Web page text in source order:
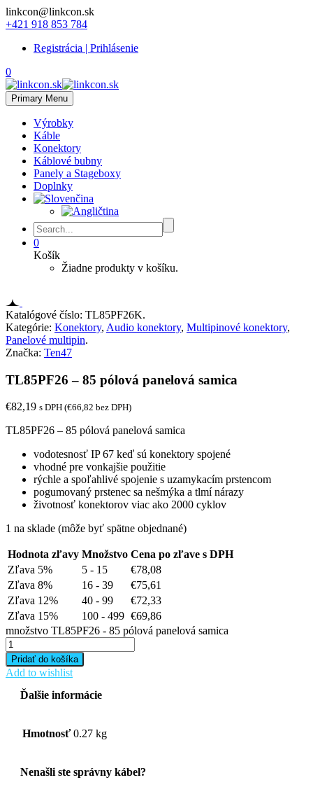
linkcon@linkcon.sk
+421 918 853 784
Registrácia | Prihlásenie
0
Primary Menu
Výrobky
Káble
Konektory
Káblové bubny
Panely a Stageboxy
Doplnky
0
Košík
Žiadne produkty v košíku.
Katalógové číslo: TL85PF26K.
Kategórie: Konektory, Audio konektory, Multipinové konektory,
Panelové multipin.
Značka: Ten47
TL85PF26 – 85 pólová panelová samica
€82,19 s DPH (€66,82 bez DPH)
TL85PF26 – 85 pólová panelová samica
vodotesnosť IP 67 keď sú konektory spojené
vhodné pre vonkajšie použitie
rýchle a spoľahlivé spojenie s uzamykacím prstencom
pogumovaný prstenec sa nešmýka a tlmí nárazy
životnosť konektorov viac ako 2000 cyklov
1 na sklade (môže byť spätne objednané)
Hodnota zľavy Množstvo Cena po zľave s DPH
Zľava 5%
5 - 15 €78,08
Zľava 8%
16 - 39 €75,61
Zľava 12%
40 - 99 €72,33
Zľava 15%
100 - 499 €69,86
množstvo TL85PF26 - 85 pólová panelová samica
Pridať do košíka
Add to wishlist
Ďalšie informácie
Hmotnosť 0.27 kg
Nenašli ste správny kábel?